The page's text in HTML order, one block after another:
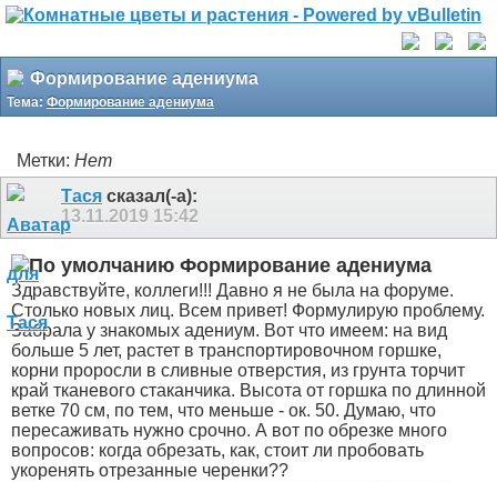
Формирование адениума
Тема: Формирование адениума
Метки: Нет
Тася сказал(-а):
13.11.2019 15:42
Формирование адениума
Здравствуйте, коллеги!!! Давно я не была на форуме.
Столько новых лиц. Всем привет! Формулирую проблему.
Забрала у знакомых адениум. Вот что имеем: на вид
больше 5 лет, растет в транспортировочном горшке,
корни проросли в сливные отверстия, из грунта торчит
край тканевого стаканчика. Высота от горшка по длинной
ветке 70 см, по тем, что меньше - ок. 50. Думаю, что
пересаживать нужно срочно. А вот по обрезке много
вопросов: когда обрезать, как, стоит ли пробовать
укоренять отрезанные черенки??